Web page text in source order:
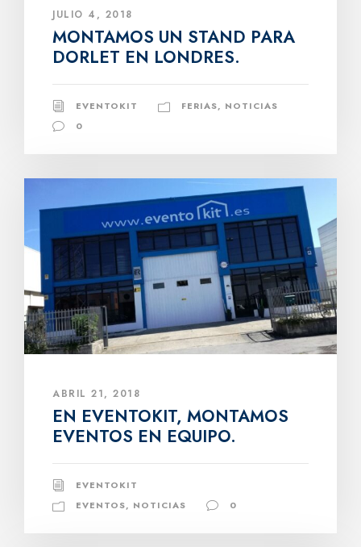
JULIO 4, 2018
MONTAMOS UN STAND PARA
DORLET EN LONDRES.
EVENTOKIT FERIAS, NOTICIAS
0
ABRIL 21, 2018
EN EVENTOKIT, MONTAMOS
EVENTOS EN EQUIPO.
EVENTOKIT
EVENTOS, NOTICIAS 0